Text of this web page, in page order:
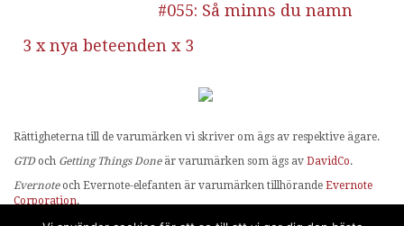
#055: Så minns du namn
3 x nya beteenden x 3
Rättigheterna till de varumärken vi skriver om ägs av respektive ägare.
GTDoch Getting Things Doneär varumärken som ägs av DavidCo.
Evernoteoch Evernote-elefanten är varumärken tillhörande Evernote
Corporation.